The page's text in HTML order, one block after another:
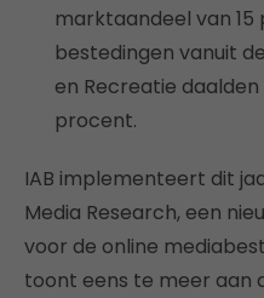
marktaandeel van
bestedingen vanuit
en Recreatie
procent.
IAB implementeert dit
Media Research, een
voor de online
toont eens te meer aan